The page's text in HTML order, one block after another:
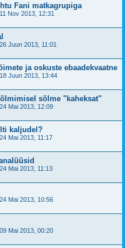
Fani matkagrupiga
11 Nov 2013, 12:31
26 Juun 2013, 11:01
ja oskuste ebaadekvaatne
18 Juun 2013, 13:44
sõlme "kaheksat"
24 Mai 2013, 12:09
kaljudel?
24 Mai 2013, 11:17
24 Mai 2013, 11:13
24 Mai 2013, 10:56
09 Mai 2013, 00:20